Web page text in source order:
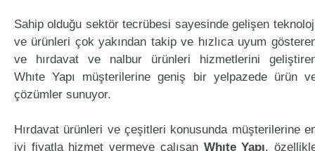
Sahip olduğu sektör tecrübesi sayesinde gelişen
ve ürünleri çok yakından takip ve hızlıca uyum
ve hırdavat ve nalbur ürünleri hizmetlerini
Whıte Yapı müşterilerine geniş bir yelpazede ürün
çözümler sunuyor.
Hırdavat ürünleri ve çeşitleri konusunda müşterilerine
iyi fiyatla hizmet vermeye çalışan Whıte Yapı,